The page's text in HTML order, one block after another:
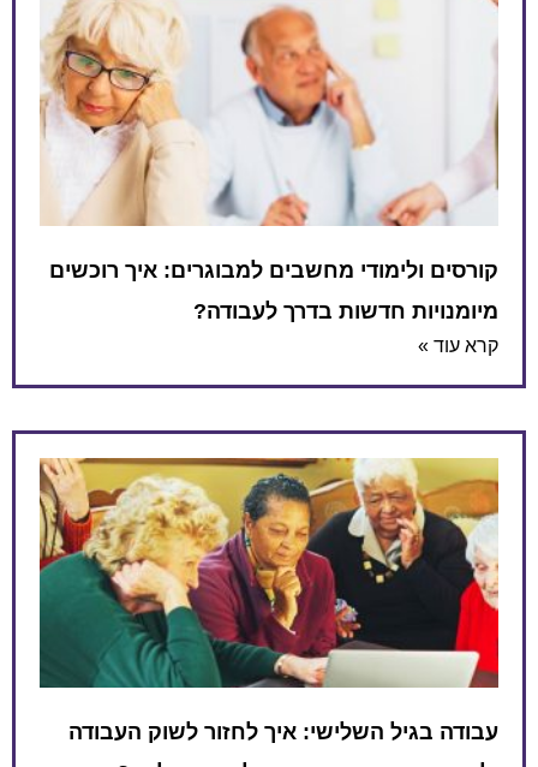
קורסים ולימודי מחשבים למבוגרים: איך רוכשים
מיומנויות חדשות בדרך לעבודה?
קרא עוד »
עבודה בגיל השלישי: איך לחזור לשוק העבודה